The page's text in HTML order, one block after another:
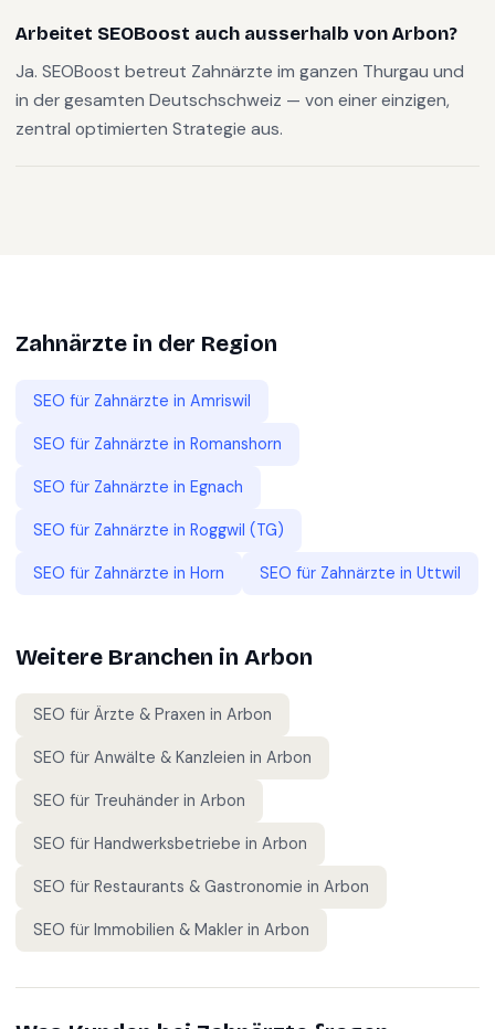
Arbeitet SEOBoost auch ausserhalb von Arbon?
Ja. SEOBoost betreut Zahnärzte im ganzen Thurgau und
in der gesamten Deutschschweiz — von einer einzigen,
zentral optimierten Strategie aus.
Zahnärzte in der Region
SEO für Zahnärzte in Amriswil
SEO für Zahnärzte in Romanshorn
SEO für Zahnärzte in Egnach
SEO für Zahnärzte in Roggwil (TG)
SEO für Zahnärzte in Horn SEO für Zahnärzte in Uttwil
Weitere Branchen in Arbon
SEO für Ärzte & Praxen in Arbon
SEO für Anwälte & Kanzleien in Arbon
SEO für Treuhänder in Arbon
SEO für Handwerksbetriebe in Arbon
SEO für Restaurants & Gastronomie in Arbon
SEO für Immobilien & Makler in Arbon